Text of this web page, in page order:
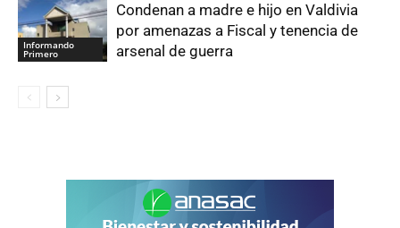
Informando
Primero
Condenan a madre e hijo en Valdivia
por amenazas a Fiscal y tenencia de
arsenal de guerra